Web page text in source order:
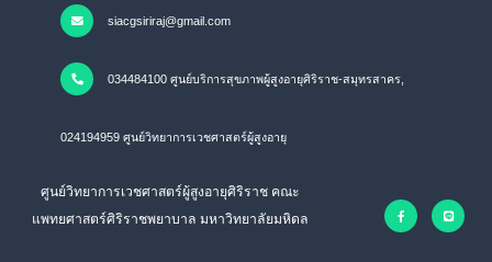
siacgsiriraj@gmail.com
034484100 ศูนย์บริการสุขภาพผู้สูงอายุศิริราช-สมุทรสาคร,
024194959 ศูนย์วิทยาการเวชศาสตร์ผู้สูงอายุ
ศูนย์วิทยาการเวชศาสตร์ผู้สูงอายุศิริราช คณะ
แพทยศาสตร์ศิริราชพยาบาล มหาวิทยาลัยมหิดล